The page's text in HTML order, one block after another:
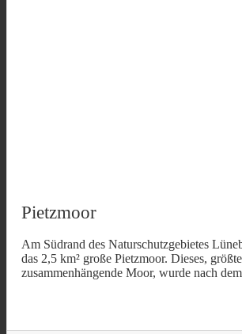
Pietzmoor
Am Südrand des Naturschutzgebietes
das 2,5 km² große Pietzmoor. Dieses, größte
zusammenhängende Moor, wurde nach